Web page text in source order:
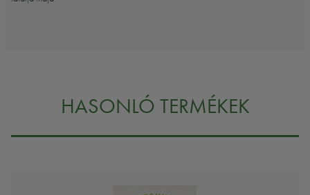
HASONLÓ TERMÉKEK